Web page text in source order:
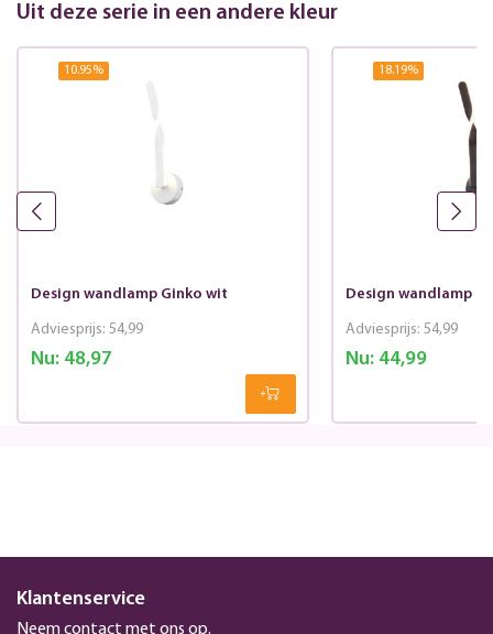
Uit deze serie in een andere kleur
10.95%
Design wandlamp Ginko wit
Nu:48,97
Adviesprijs: 54,99
18.19%
Design wandlamp
Nu:44,99
Adviesprijs: 54,99
Klantenservice
Neem contact met ons op.